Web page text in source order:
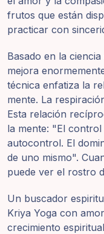
frutos que están
practicar con
Basado en la
mejora
técnica enfatiza la
mente. La
Esta relación
la mente: "El
autocontrol. El
de uno mismo".
puede ver el rostro
Un buscador
Kriya Yoga con
crecimiento